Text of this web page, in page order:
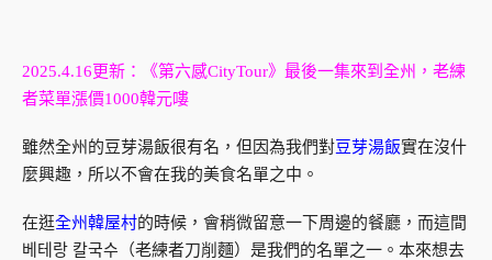
2025.4.16更新：《第六感CityTour》最後一集來到全州，老練
者菜單漲價1000韓元嘍
雖然全州的豆芽湯飯很有名，但因為我們對豆芽湯飯實在沒什
麼興趣，所以不會在我的美食名單之中。
在逛全州韓屋村的時候，會稍微留意一下周邊的餐廳，而這間
베테랑 칼국수（老練者刀削麵）是我們的名單之一。本來想去